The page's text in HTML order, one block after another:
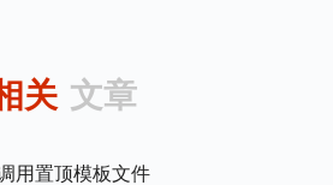
关 文章
用置顶模板文件